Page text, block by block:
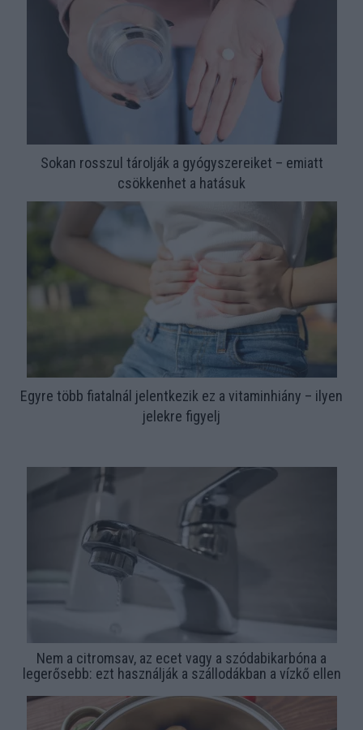
Sokan rosszul tárolják a gyógyszereiket – emiatt
csökkenhet a hatásuk
Egyre több fiatalnál jelentkezik ez a vitaminhiány – ilyen
jelekre figyelj
Nem a citromsav, az ecet vagy a szódabikarbóna a
legerősebb: ezt használják a szállodákban a vízkő ellen